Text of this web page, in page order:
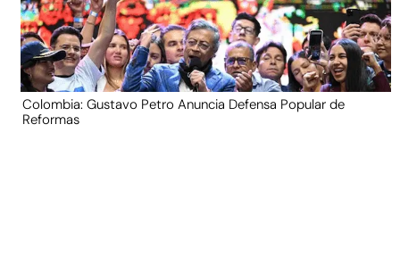
Colombia: Gustavo Petro Anuncia Defensa Popular de
Reformas